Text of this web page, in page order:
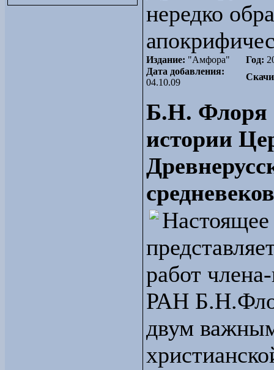
нередко
Издание: "Амфора" Год:
Дата добавления:
04.10.09
Б.Н. Флоря
истории
Настоящее
работ
РАН
двум